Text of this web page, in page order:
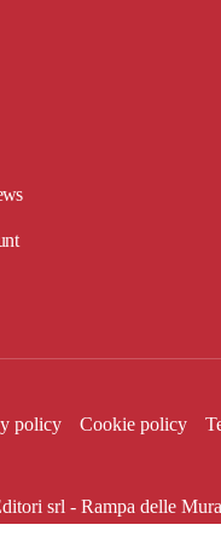
policy Cookie policy
srl - Rampa delle